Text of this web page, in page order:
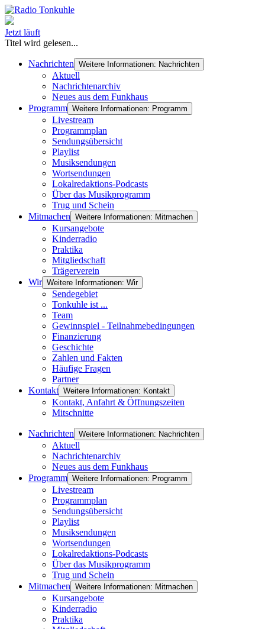
Jetzt läuft
Titel wird gelesen...
Nachrichten Weitere Informationen: Nachrichten
Aktuell
Nachrichtenarchiv
Neues aus dem Funkhaus
Programm Weitere Informationen: Programm
Livestream
Programmplan
Sendungsübersicht
Playlist
Musiksendungen
Wortsendungen
Lokalredaktions-Podcasts
Über das Musikprogramm
Trug und Schein
Mitmachen Weitere Informationen: Mitmachen
Kursangebote
Kinderradio
Praktika
Mitgliedschaft
Trägerverein
Wir Weitere Informationen: Wir
Sendegebiet
Tonkuhle ist ...
Team
Gewinnspiel - Teilnahmebedingungen
Finanzierung
Geschichte
Zahlen und Fakten
Häufige Fragen
Partner
Kontakt Weitere Informationen: Kontakt
Kontakt, Anfahrt & Öffnungszeiten
Mitschnitte
Nachrichten Weitere Informationen: Nachrichten
Aktuell
Nachrichtenarchiv
Neues aus dem Funkhaus
Programm Weitere Informationen: Programm
Livestream
Programmplan
Sendungsübersicht
Playlist
Musiksendungen
Wortsendungen
Lokalredaktions-Podcasts
Über das Musikprogramm
Trug und Schein
Mitmachen Weitere Informationen: Mitmachen
Kursangebote
Kinderradio
Praktika